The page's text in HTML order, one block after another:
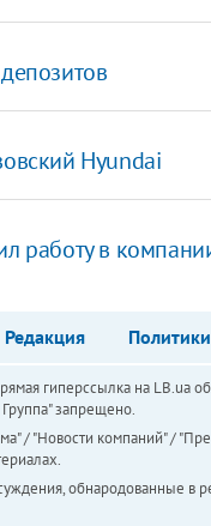
Hyundai
работу в
Редакция
гиперссылка на LB.ua
Группа" запрещено.
/ "Новости компаний" /
обнародованные в